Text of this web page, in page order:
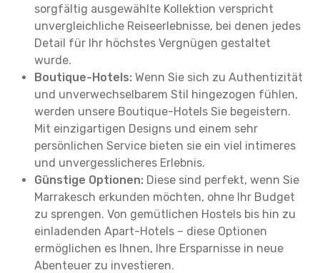
sorgfältig ausgewählte Kollektion verspricht
unvergleichliche Reiseerlebnisse, bei denen jedes
Detail für Ihr höchstes Vergnügen gestaltet
wurde.
Boutique-Hotels: Wenn Sie sich zu Authentizität
und unverwechselbarem Stil hingezogen fühlen,
werden unsere Boutique-Hotels Sie begeistern.
Mit einzigartigen Designs und einem sehr
persönlichen Service bieten sie ein viel intimeres
und unvergesslicheres Erlebnis.
Günstige Optionen: Diese sind perfekt, wenn Sie
Marrakesch erkunden möchten, ohne Ihr Budget
zu sprengen. Von gemütlichen Hostels bis hin zu
einladenden Apart-Hotels – diese Optionen
ermöglichen es Ihnen, Ihre Ersparnisse in neue
Abenteuer zu investieren.